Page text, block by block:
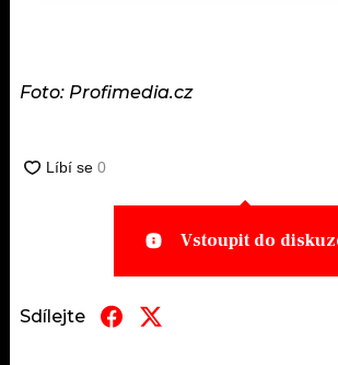
Foto: Profimedia.cz
Vstoupit do
Sdílejte